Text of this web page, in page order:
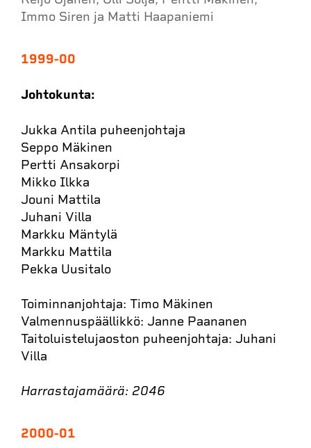
Immo Siren ja Matti Haapaniemi
1999-00
Johtokunta:
Jukka Antila puheenjohtaja
Seppo Mäkinen
Pertti Ansakorpi
Mikko Ilkka
Jouni Mattila
Juhani Villa
Markku Mäntylä
Markku Mattila
Pekka Uusitalo
Toiminnanjohtaja: Timo Mäkinen
Valmennuspäällikkö: Janne Paananen
Taitoluistelujaoston puheenjohtaja: Juhani
Villa
Harrastajamäärä: 2046
2000-01